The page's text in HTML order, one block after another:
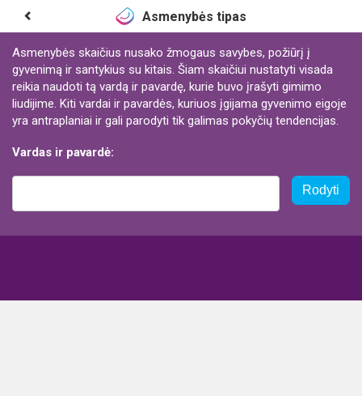
Asmenybės tipas
Asmenybės skaičius nusako žmogaus savybes, požiūrį į
gyvenimą ir santykius su kitais. Šiam skaičiui nustatyti visada
reikia naudoti tą vardą ir pavardę, kurie buvo įrašyti gimimo
liudijime. Kiti vardai ir pavardės, kuriuos įgijama gyvenimo eigoje
yra antraplaniai ir gali parodyti tik galimas pokyčių tendencijas.
Vardas ir pavardė:
Rodyti